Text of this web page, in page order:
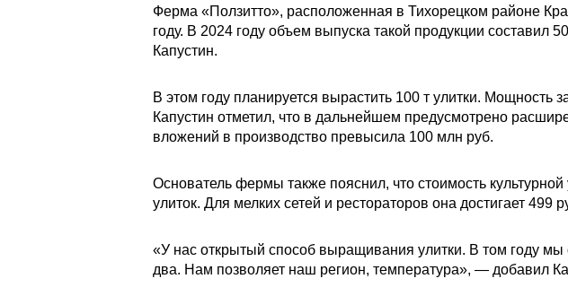
Ферма «Ползитто», расположенная в Тихорецком районе
году. В 2024 году объем выпуска такой продукции
Капустин.
В этом году планируется вырастить 100 т улитки. Мощность
Капустин отметил, что в дальнейшем предусмотрено
вложений в производство превысила 100 млн руб.
Основатель фермы также пояснил, что стоимость культурной
улиток. Для мелких сетей и рестораторов она достигает 499
«У нас открытый способ выращивания улитки. В том году мы
два. Нам позволяет наш регион, температура», — добавил